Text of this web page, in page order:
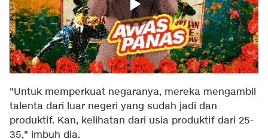
"Untuk memperkuat negaranya, mereka mengambil
talenta dari luar negeri yang sudah jadi dan
produktif. Kan, kelihatan dari usia produktif dari 25-
35," imbuh dia.